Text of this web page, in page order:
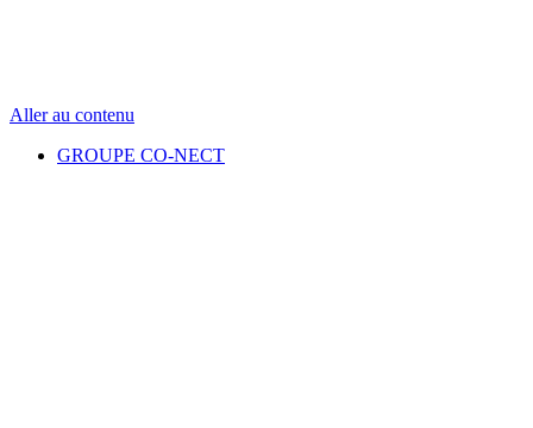
Aller au contenu
GROUPE CO-NECT